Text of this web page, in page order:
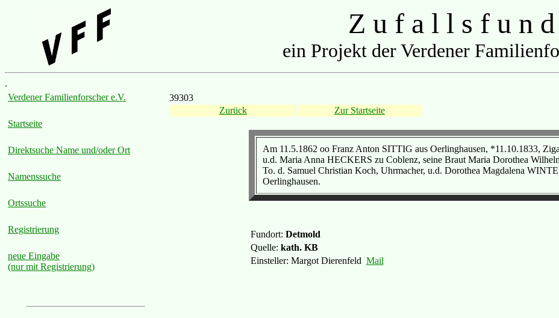
Z u f a l l s f u n d
ein Projekt der Verdener
.
Verdener Familienforscher e.V.
Startseite
Direktsuche Name und/oder Ort
Namenssuche
Ortssuche
Registrierung
neue Eingabe
(nur mit Registrierung)
39303
Zurück
Zur Startseite
Am 11.5.1862 oo Franz Anton SITTIG aus Oerlinghausen, *11.10.1833,
u.d. Maria Anna HECKERS zu Coblenz, seine Braut Maria Dorothea
To. d. Samuel Christian Koch, Uhrmacher, u.d. Dorothea Magdalena
Oerlinghausen.
Fundort: Detmold
Quelle: kath. KB
Einsteller: Margot Dierenfeld Mail